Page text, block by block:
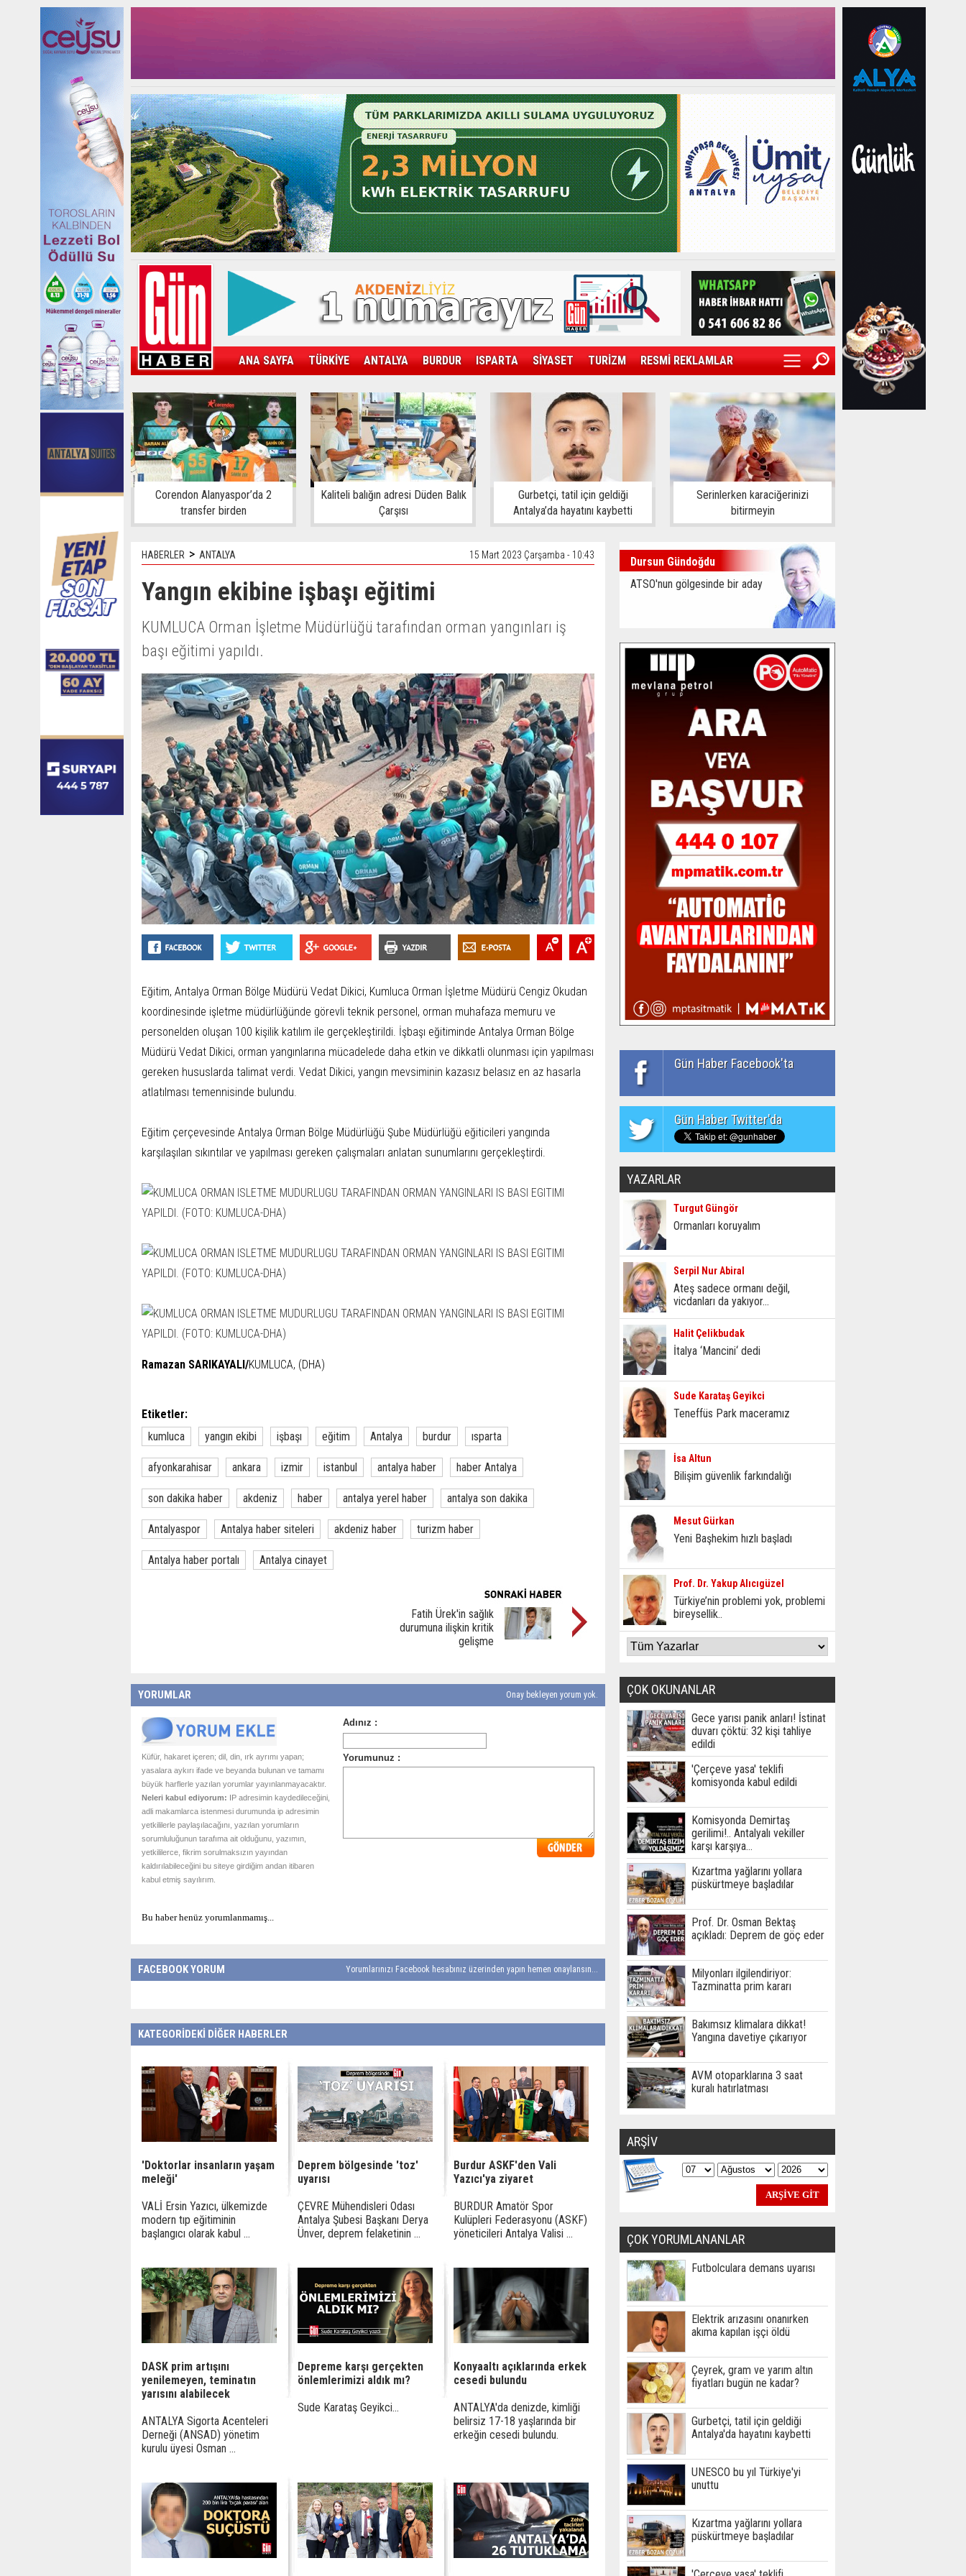
ANA SAYFA TÜRKİYE ANTALYA BURDUR ISPARTA SİYASET TURİZM RESMİ REKLAMLAR
KAMPÜS SPOR GÜN'ÜN ÜRÜNÜ SAĞLIK EKONOMİ DÜNYA
Corendon Alanyaspor’da 2
transfer birden
Kaliteli balığın adresi Düden Balık
Çarşısı
Gurbetçi, tatil için geldiği
Antalya’da hayatını kaybetti
Serinlerken karaciğerinizi
bitirmeyin
HABERLER > ANTALYA 15 Mart 2023 Çarşamba - 10:43
Yangın ekibine işbaşı eğitimi
KUMLUCA Orman İşletme Müdürlüğü tarafından orman yangınları iş
başı eğitimi yapıldı.
Eğitim, Antalya Orman Bölge Müdürü Vedat Dikici, Kumluca Orman İşletme Müdürü Cengiz Okudan
koordinesinde işletme müdürlüğünde görevli teknik personel, orman muhafaza memuru ve
personelden oluşan 100 kişilik katılım ile gerçekleştirildi. İşbaşı eğitiminde Antalya Orman Bölge
Müdürü Vedat Dikici, orman yangınlarına mücadelede daha etkin ve dikkatli olunması için yapılması
gereken hususlarda talimat verdi. Vedat Dikici, yangın mevsiminin kazasız belasız en az hasarla
atlatılması temennisinde bulundu.
Eğitim çerçevesinde Antalya Orman Bölge Müdürlüğü Şube Müdürlüğü eğiticileri yangında
karşılaşılan sıkıntılar ve yapılması gereken çalışmaları anlatan sunumlarını gerçekleştirdi.
Ramazan SARIKAYALI/KUMLUCA, (DHA)
Etiketler:
kumluca
yangın ekibi işbaşı eğitim Antalya burdur ısparta
afyonkarahisar ankara izmir istanbul antalya haber haber Antalya
son dakika haber akdeniz haber antalya yerel haber antalya son dakika
Antalyaspor Antalya haber siteleri akdeniz haber turizm haber
Antalya haber portalı Antalya cinayet
Fatih Ürek'in sağlık
durumuna ilişkin kritik
gelişme
YORUMLAR Onay bekleyen yorum yok.
Küfür, hakaret içeren; dil, din, ırk ayrımı yapan;
yasalara aykırı ifade ve beyanda bulunan ve tamamı
büyük harflerle yazılan yorumlar yayınlanmayacaktır.
Neleri kabul ediyorum: IP adresimin kaydedileceğini,
adli makamlarca istenmesi durumunda ip adresimin
yetkililerle paylaşılacağını, yazılan yorumların
sorumluluğunun tarafıma ait olduğunu, yazımın,
yetkililerce, fikrim sorulmaksızın yayından
kaldırılabileceğini bu siteye girdiğim andan itibaren
kabul etmiş sayılırım.
Bu haber henüz yorumlanmamış...
FACEBOOK YORUM Yorumlarınızı Facebook hesabınız üzerinden yapın hemen onaylansın...
KATEGORİDEKİ DİĞER HABERLER
'Doktorlar insanların yaşam
meleği'
VALİ Ersin Yazıcı, ülkemizde
modern tıp eğitiminin
başlangıcı olarak kabul ...
Deprem bölgesinde 'toz'
uyarısı
ÇEVRE Mühendisleri Odası
Antalya Şubesi Başkanı Derya
Ünver, deprem felaketinin ...
Burdur ASKF'den Vali
Yazıcı'ya ziyaret
BURDUR Amatör Spor
Kulüpleri Federasyonu (ASKF)
yöneticileri Antalya Valisi ...
DASK prim artışını
yenilemeyen, teminatın
yarısını alabilecek
ANTALYA Sigorta Acenteleri
Derneği (ANSAD) yönetim
kurulu üyesi Osman ...
Depreme karşı gerçekten
önlemlerimizi aldık mı?
Sude Karataş Geyikci...
Konyaaltı açıklarında erkek
cesedi bulundu
ANTALYA'da denizde, kimliği
belirsiz 17-18 yaşlarında bir
erkeğin cesedi bulundu.
Dursun Gündoğdu
ATSO'nun gölgesinde bir aday
Gün Haber Facebook'ta
Gün Haber Twitter'da
YAZARLAR
Turgut Güngör
Ormanları koruyalım
Serpil Nur Abiral
Ateş sadece ormanı değil,
vicdanları da yakıyor...
Halit Çelikbudak
İtalya ‘Mancini‘ dedi
Sude Karataş Geyikci
Teneffüs Park maceramız
İsa Altun
Bilişim güvenlik farkındalığı
Mesut Gürkan
Yeni Başhekim hızlı başladı
Prof. Dr. Yakup Alıcıgüzel
Türkiye’nin problemi yok, problemi
bireysellik..
ÇOK OKUNANLAR
Gece yarısı panik anları! İstinat
duvarı çöktü: 32 kişi tahliye
edildi
'Çerçeve yasa' teklifi
komisyonda kabul edildi
Komisyonda Demirtaş
gerilimi!.. Antalyalı vekiller
karşı karşıya…
Kızartma yağlarını yollara
püskürtmeye başladılar
Prof. Dr. Osman Bektaş
açıkladı: Deprem de göç eder
Milyonları ilgilendiriyor:
Tazminatta prim kararı
Bakımsız klimalara dikkat!
Yangına davetiye çıkarıyor
AVM otoparklarına 3 saat
kuralı hatırlatması
ARŞİV
ÇOK YORUMLANANLAR
Futbolculara demans uyarısı
Elektrik arızasını onanırken
akıma kapılan işçi öldü
Çeyrek, gram ve yarım altın
fiyatları bugün ne kadar?
Gurbetçi, tatil için geldiği
Antalya'da hayatını kaybetti
UNESCO bu yıl Türkiye'yi
unuttu
Kızartma yağlarını yollara
püskürtmeye başladılar